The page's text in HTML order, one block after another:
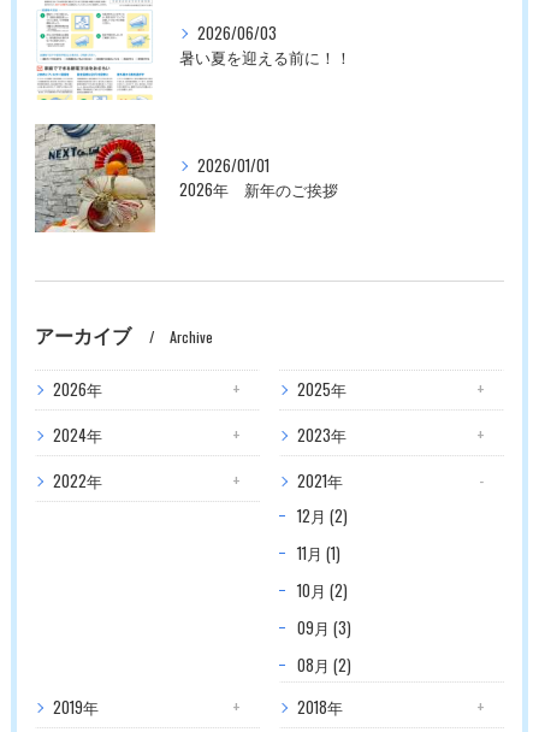
2026/06/03
暑い夏を迎える前に！！
2026/01/01
2026年 新年のご挨拶
アーカイブ Archive
2026年
2025年
2024年
2023年
2022年
2021年
12月 (2)
11月 (1)
10月 (2)
09月 (3)
08月 (2)
2019年
2018年